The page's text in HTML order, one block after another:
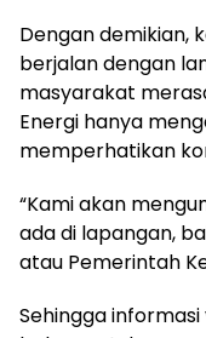
Dengan demikian,
berjalan dengan
masyarakat
Energi hanya
memperhatikan
“Kami akan
ada di lapangan,
atau Pemerintah
Sehingga